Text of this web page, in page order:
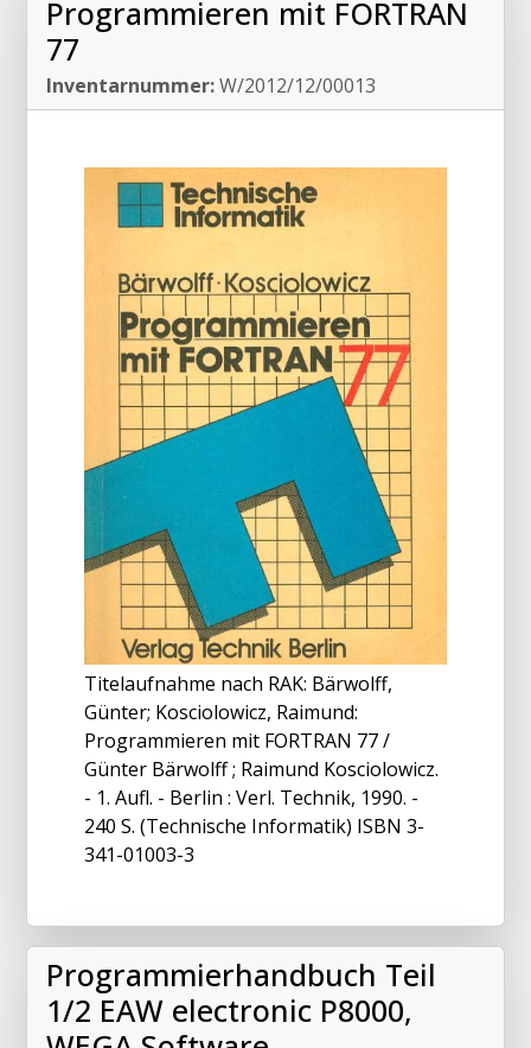
Programmieren mit FORTRAN
77
Inventarnummer:W/2012/12/00013
Titelaufnahme nach RAK: Bärwolff,
Günter; Kosciolowicz, Raimund:
Programmieren mit FORTRAN 77 /
Günter Bärwolff ; Raimund Kosciolowicz.
- 1. Aufl. - Berlin : Verl. Technik, 1990. -
240 S. (Technische Informatik) ISBN 3-
341-01003-3
Programmierhandbuch Teil
1/2 EAW electronic P8000,